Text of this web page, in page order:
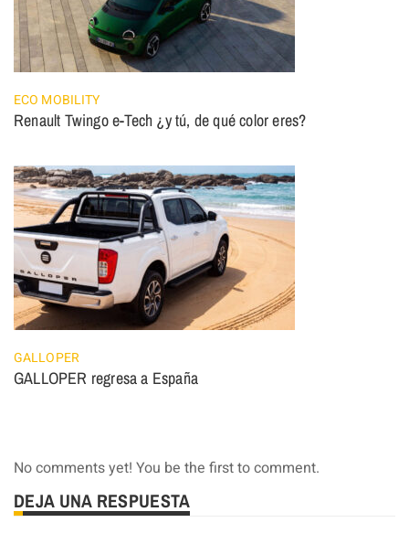
ECO MOBILITY
Renault Twingo e-Tech ¿y tú, de qué color eres?
GALLOPER
GALLOPER regresa a España
No comments yet! You be the first to comment.
DEJA UNA RESPUESTA